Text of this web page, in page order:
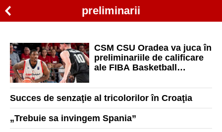
preliminarii
CSM CSU Oradea va juca în
preliminariile de calificare
ale FIBA Basketball
Succes de senzaţie al tricolorilor în Croaţia
„Trebuie sa invingem Spania”